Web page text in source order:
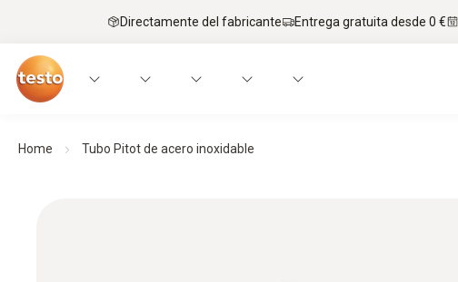
Directamente del fabricante Entrega gratuita desde 0 €
Home Tubo Pitot de acero inoxidable